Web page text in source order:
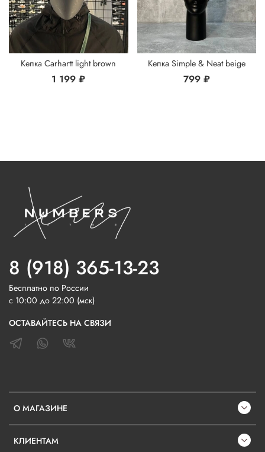
Кепка Carhartt light brown
1 199 ₽
Кепка Simple & Neat beige
799 ₽
О МАГАЗИНЕ
КЛИЕНТАМ
8 (918) 365-13-23
Бесплатно по России
с 10:00 до 22:00 (мск)
ОСТАВАЙТЕСЬ НА СВЯЗИ